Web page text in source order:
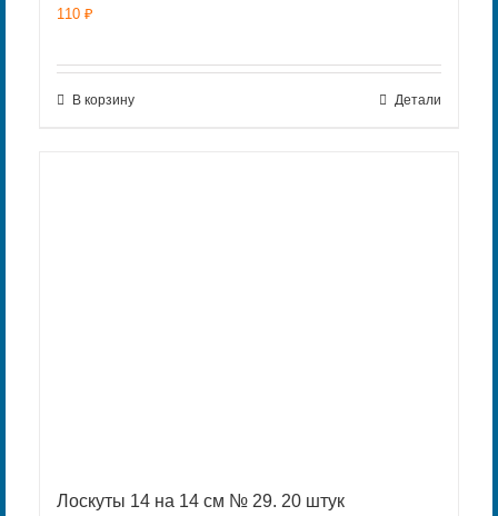
110 ₽
В корзину Детали
Лоскуты 14 на 14 см № 29. 20 штук